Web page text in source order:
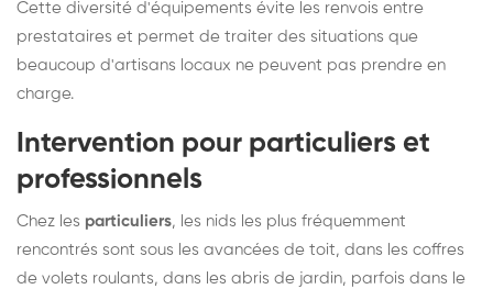
Cette diversité d'équipements évite les renvois entre
prestataires et permet de traiter des situations que
beaucoup d'artisans locaux ne peuvent pas prendre en
charge.
Intervention pour particuliers et
professionnels
Chez les particuliers, les nids les plus fréquemment
rencontrés sont sous les avancées de toit, dans les coffres
de volets roulants, dans les abris de jardin, parfois dans le